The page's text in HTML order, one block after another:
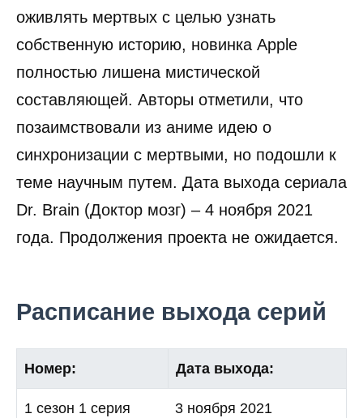
оживлять мертвых с целью узнать
собственную историю, новинка Apple
полностью лишена мистической
составляющей. Авторы отметили, что
позаимствовали из аниме идею о
синхронизации с мертвыми, но подошли к
теме научным путем. Дата выхода сериала
Dr. Brain (Доктор мозг) – 4 ноября 2021
года. Продолжения проекта не ожидается.
Расписание выхода серий
Номер: Дата выхода:
1 сезон 1 серия 3 ноября 2021